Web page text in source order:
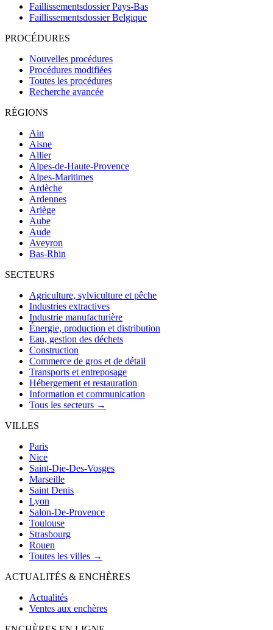
Faillissementsdossier Pays-Bas
Faillissementsdossier Belgique
PROCÉDURES
Nouvelles procédures
Procédures modifiées
Toutes les procédures
Recherche avancée
RÉGIONS
Ain
Aisne
Allier
Alpes-de-Haute-Provence
Alpes-Maritimes
Ardèche
Ardennes
Ariège
Aube
Aude
Aveyron
Bas-Rhin
SECTEURS
Agriculture, sylviculture et pêche
Industries extractives
Industrie manufacturière
Énergie, production et distribution
Eau, gestion des déchets
Construction
Commerce de gros et de détail
Transports et entreposage
Hébergement et restauration
Information et communication
Tous les secteurs →
VILLES
Paris
Nice
Saint-Die-Des-Vosges
Marseille
Saint Denis
Lyon
Salon-De-Provence
Toulouse
Strasbourg
Rouen
Toutes les villes →
ACTUALITÉS & ENCHÈRES
Actualités
Ventes aux enchères